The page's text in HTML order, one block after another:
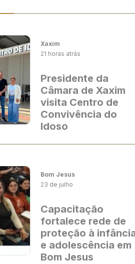
Xaxim
21 horas atrás
Presidente da
Câmara de Xaxim
visita Centro de
Convivência do
Idoso
Bom Jesus
23 de julho
Capacitação
fortalece rede de
proteção à
e adolescência em
Bom Jesus